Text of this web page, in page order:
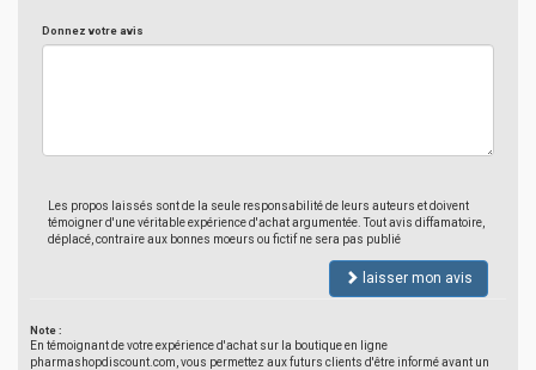
Donnez votre avis
Les propos laissés sont de la seule responsabilité de leurs auteurs et doivent
témoigner d'une véritable expérience d'achat argumentée. Tout avis diffamatoire,
déplacé, contraire aux bonnes moeurs ou fictif ne sera pas publié
laisser mon avis
Note :
En témoignant de votre expérience d'achat sur la boutique en ligne
pharmashopdiscount.com, vous permettez aux futurs clients d'être informé avant un